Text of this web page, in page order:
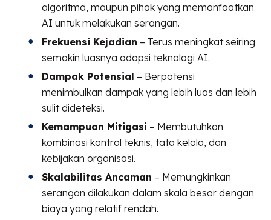
algoritma, maupun pihak yang memanfaatkan
AI untuk melakukan serangan.
Frekuensi Kejadian – Terus meningkat seiring
semakin luasnya adopsi teknologi AI.
Dampak Potensial – Berpotensi
menimbulkan dampak yang lebih luas dan lebih
sulit dideteksi.
Kemampuan Mitigasi – Membutuhkan
kombinasi kontrol teknis, tata kelola, dan
kebijakan organisasi.
Skalabilitas Ancaman – Memungkinkan
serangan dilakukan dalam skala besar dengan
biaya yang relatif rendah.